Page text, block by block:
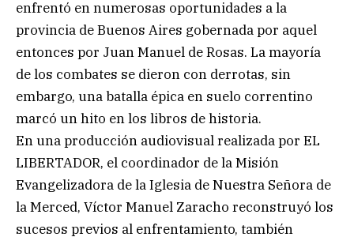
enfrentó en numerosas oportunidades a la
provincia de Buenos Aires gobernada por aquel
entonces por Juan Manuel de Rosas. La mayoría
de los combates se dieron con derrotas, sin
embargo, una batalla épica en suelo correntino
marcó un hito en los libros de historia.
En una producción audiovisual realizada por EL
LIBERTADOR, el coordinador de la Misión
Evangelizadora de la Iglesia de Nuestra Señora de
la Merced, Víctor Manuel Zaracho reconstruyó los
sucesos previos al enfrentamiento, también